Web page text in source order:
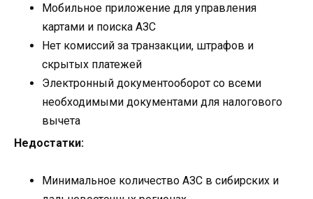
Мобильное приложение для управления
картами и поиска АЗС
Нет комиссий за транзакции, штрафов и
скрытых платежей
Электронный документооборот со всеми
необходимыми документами для налогового
вычета
Недостатки:
Минимальное количество АЗС в сибирских и